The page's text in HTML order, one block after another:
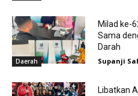
Daerah
Milad ke-
Sama
Darah
Supanji
Libatkan